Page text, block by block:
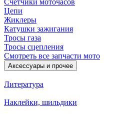
Счетчики моточасов
Цепи
Жиклеры
Катушки зажигания
Тросы газа
Тросы сцепления
Смотреть все запчасти мото
Аксессуары и прочее
Литература
Наклейки, шильдики